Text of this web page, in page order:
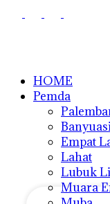
HOME
Pemda
Empat
Lahat
Lubuk
Muara
kata sandi